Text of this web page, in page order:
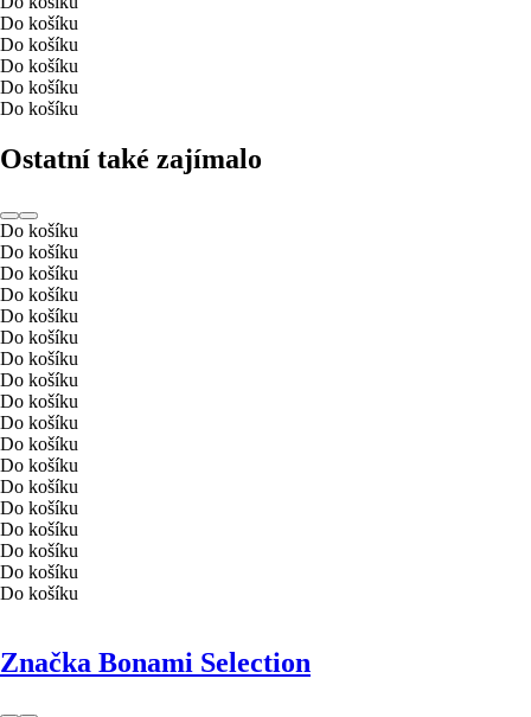
Do košíku
Do košíku
Do košíku
Do košíku
Do košíku
Ostatní také zajímalo
Do košíku
Do košíku
Do košíku
Do košíku
Do košíku
Do košíku
Do košíku
Do košíku
Do košíku
Do košíku
Do košíku
Do košíku
Do košíku
Do košíku
Do košíku
Do košíku
Do košíku
Do košíku
Značka Bonami Selection